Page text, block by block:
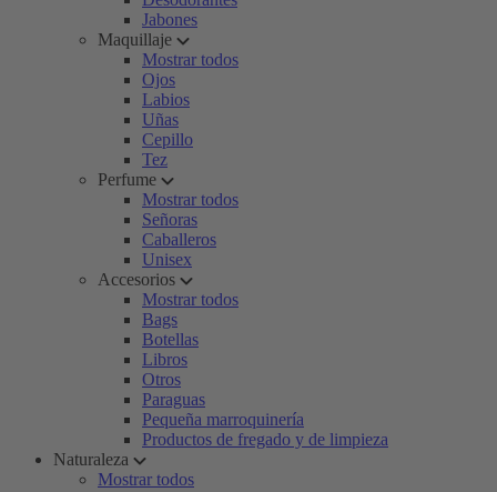
Jabones
Maquillaje
Mostrar todos
Ojos
Labios
Uñas
Cepillo
Tez
Perfume
Mostrar todos
Señoras
Caballeros
Unisex
Accesorios
Mostrar todos
Bags
Botellas
Libros
Otros
Paraguas
Pequeña marroquinería
Productos de fregado y de limpieza
Naturaleza
Mostrar todos